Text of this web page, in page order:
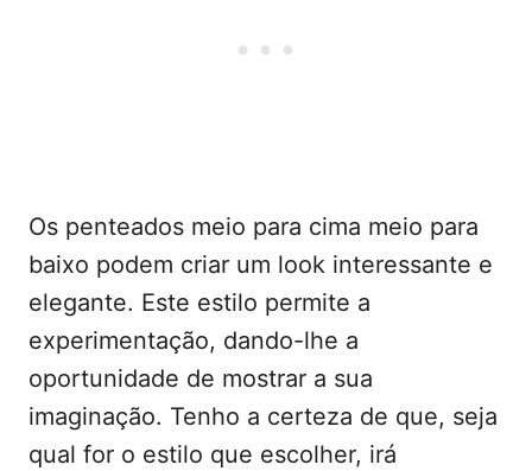
Os penteados meio para cima meio para
baixo podem criar um look interessante e
elegante. Este estilo permite a
experimentação, dando-lhe a
oportunidade de mostrar a sua
imaginação. Tenho a certeza de que, seja
qual for o estilo que escolher, irá